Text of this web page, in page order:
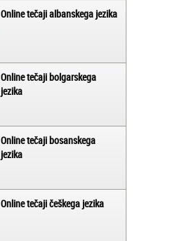
Online tečaji albanskega jezika
Online tečaji bolgarskega
jezika
Online tečaji bosanskega
jezika
Online tečaji češkega jezika